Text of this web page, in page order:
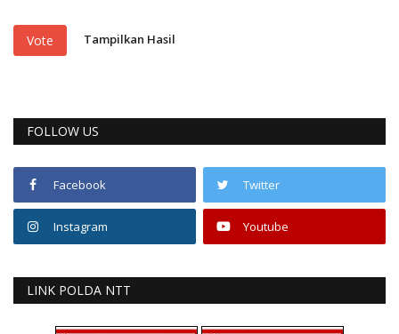
Vote Tampilkan Hasil
FOLLOW US
Facebook Twitter
Instagram Youtube
LINK POLDA NTT